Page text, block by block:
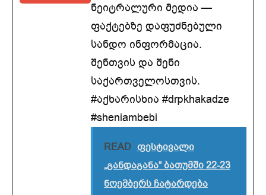
ნეიტრალური მედია —
ფაქტებზე დაფუძნებული
სანდო ინფორმაცია.
შენთვის და შენი
საქართველოსთვის.
#აქხარისხია #drpkhakadze
#sheniambebi
READ ფესტივალი
„განდაგანა“ ბათუმში 22-23
ნოემბერს ჩატარდება